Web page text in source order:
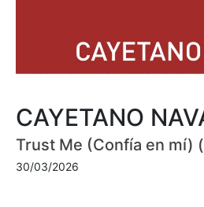
CAYETANO
Trust Me (Confía en mí)
30/03/2026